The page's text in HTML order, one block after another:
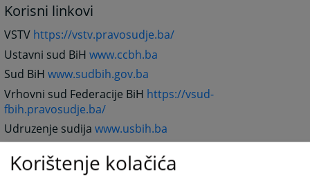
Korisni linkovi
VSTV https://vstv.pravosudje.ba/
Ustavni sud BiHwww.ccbh.ba
Sud BiHwww.sudbih.gov.ba
Vrhovni sud Federacije BiH https://vsud-
fbih.pravosudje.ba/
Udruzenje sudijawww.usbih.ba
Advokatska komora FBiHwww.advokomfbih.ba
Korištenje kolačića